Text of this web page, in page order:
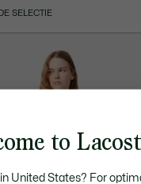
SELECTIE
to
United States? For